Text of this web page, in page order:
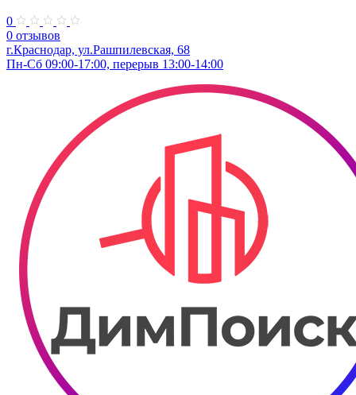
0
0 отзывов
г.Краснодар, ул.Рашпилевская, 68
Пн-Сб 09:00-17:00, перерыв 13:00-14:00